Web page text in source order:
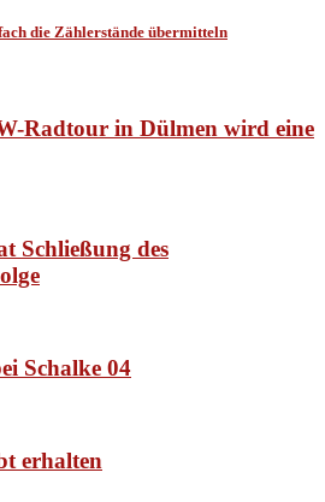
die Zählerstände übermitteln
Radtour in Dülmen wird eine
Schließung des
Schalke 04
erhalten